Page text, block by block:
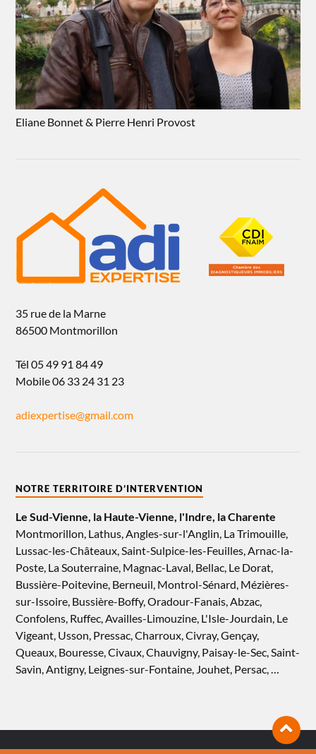
Eliane Bonnet & Pierre Henri Provost
35 rue de la Marne
86500 Montmorillon
Tél 05 49 91 84 49
Mobile 06 33 24 31 23
adiexpertise@gmail.com
NOTRE TERRITOIRE D’INTERVENTION
Le Sud-Vienne, la Haute-Vienne, l'Indre, la Charente
Montmorillon, Lathus, Angles-sur-l'Anglin, La Trimouille,
Lussac-les-Châteaux, Saint-Sulpice-les-Feuilles, Arnac-la-
Poste, La Souterraine, Magnac-Laval, Bellac, Le Dorat,
Bussière-Poitevine, Berneuil, Montrol-Sénard, Mézières-
sur-Issoire, Bussière-Boffy, Oradour-Fanais, Abzac,
Confolens, Ruffec, Availles-Limouzine, L'Isle-Jourdain, Le
Vigeant, Usson, Pressac, Charroux, Civray, Gençay,
Queaux, Bouresse, Civaux, Chauvigny, Paisay-le-Sec, Saint-
Savin, Antigny, Leignes-sur-Fontaine, Jouhet, Persac, …